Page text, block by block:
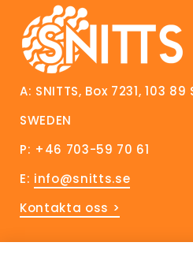
A: SNITTS, Box 7231, 103
SWEDEN
P: +46 703-59 70 61
E: info@snitts.se
Kontakta oss >